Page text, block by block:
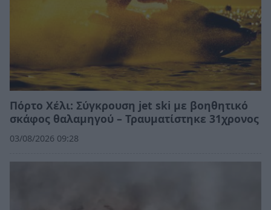
Πόρτο Χέλι: Σύγκρουση jet ski με βοηθητικό
σκάφος θαλαμηγού – Τραυματίστηκε 31χρονος
03/08/2026 09:28